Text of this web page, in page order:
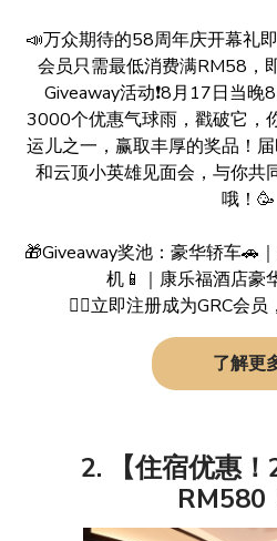
📣万众期待的58周年庆开幕礼
会员只需最低消费满RM58，
Giveaway活动❗️8月17日当
3000个优惠气球雨，戳破它，
运儿之一，赢取丰厚的奖品！
和云顶小英雄见面会，与你共
哦！🥳
🎁Giveaway奖池：豪华轿车🚗
机📱｜康乐福酒店豪
👉🏻立即注册成为GRC会
了解更
2. 【住宿优惠
RM580